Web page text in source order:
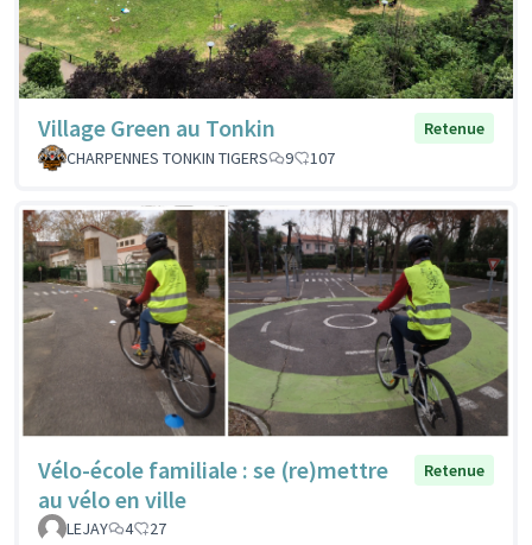
Village Green au Tonkin
Retenue
CHARPENNES TONKIN TIGERS
9 107
Vélo-école familiale : se (re)mettre
au vélo en ville
Retenue
LEJAY 4 27